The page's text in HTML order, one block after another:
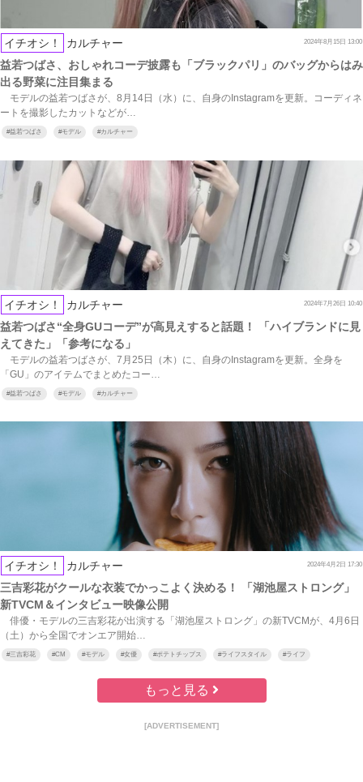
イチオシ！ カルチャー 2024年8月15日 13:00
益若つばさ、おしゃれコーデ披露も「ブラックパリ」のバッグからはみ
出る野菜に注目集まる
モデルの益若つばさが、8月14日（水）に、自身のInstagramを更新。コーディネ
ートを撮影したカットなどが…
#益若つばさ #モデル #カルチャー
イチオシ！ カルチャー 2024年7月26日 10:40
益若つばさ“全身GUコーデ”が高見えすると話題！ 「ハイブランドに見
えてきた」「参考になる」
モデルの益若つばさが、7月25日（木）に、自身のInstagramを更新。全身を
「GU」のアイテムでまとめたコー…
#益若つばさ #モデル #カルチャー
イチオシ！ カルチャー 2024年4月2日 17:30
三吉彩花がクールな衣装でかっこよく決める！ 「湖池屋ストロング」
新TVCM＆インタビュー映像公開
俳優・モデルの三吉彩花が出演する「湖池屋ストロング」の新TVCMが、4月6日
（土）から全国でオンエア開始…
#三吉彩花 #CM #モデル #女優 #ポテトチップス #ライフスタイル #ライフ
もっと見る
[ADVERTISEMENT]